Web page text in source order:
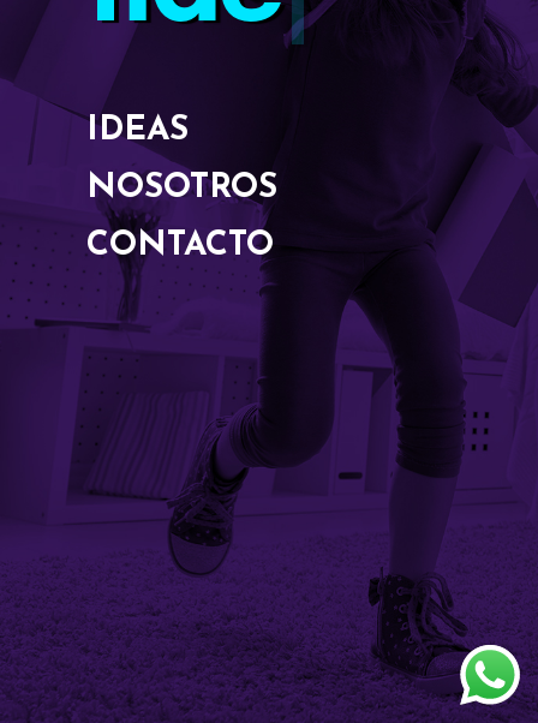
IDEAS
NOSOTROS
CONTACTO